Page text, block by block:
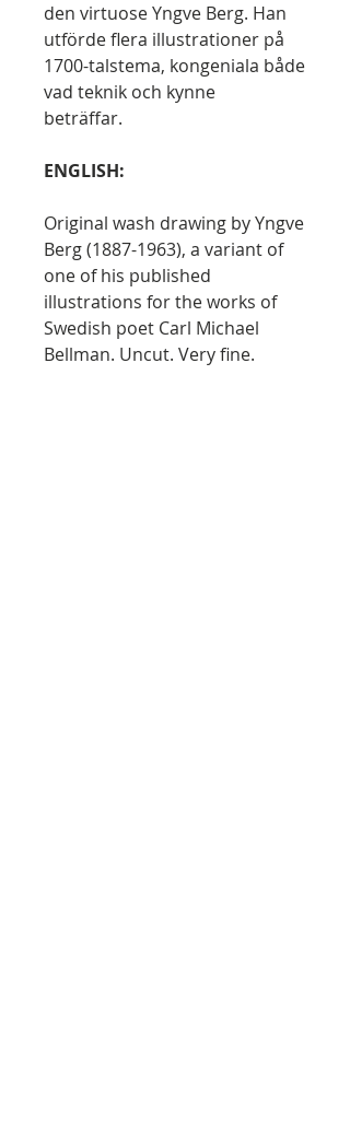
den virtuose Yngve Berg. Han
utförde flera illustrationer på
1700-talstema, kongeniala både
vad teknik och kynne
beträffar.
ENGLISH:
Original wash drawing by Yngve
Berg (1887-1963), a variant of
one of his published
illustrations for the works of
Swedish poet Carl Michael
Bellman. Uncut. Very fine.